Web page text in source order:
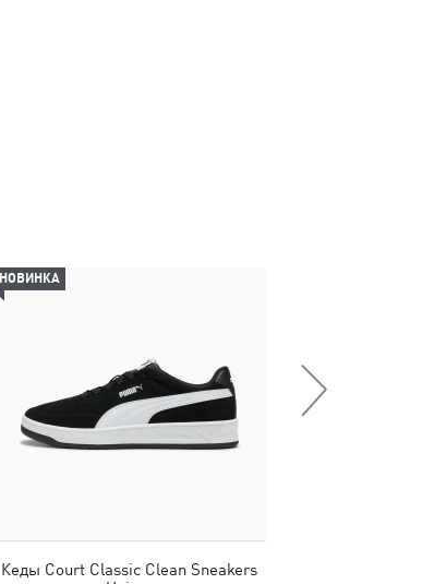
НОВИНКА
Кеды Court Classic Clean Sneakers